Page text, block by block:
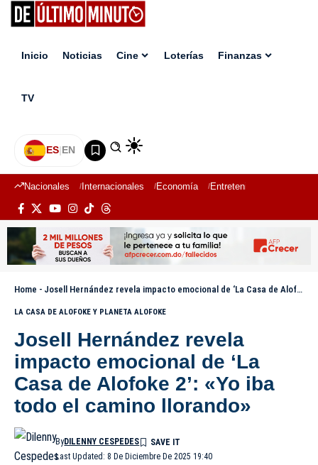
Inicio Noticias Cine Loterías Finanzas
TV
ES|EN
Nacionales Internacionales Economía Entretenimiento
Home - Josell Hernández revela impacto emocional de ‘La Casa de Alofoke 2’: «Yo iba todo el camino llorando»
LA CASA DE ALOFOKE Y PLANETA ALOFOKE
Josell Hernández revela
impacto emocional de ‘La
Casa de Alofoke 2’: «Yo iba
todo el camino llorando»
Last Updated: 8 De Diciembre De 2025 19:40
ByDILENNY CESPEDES